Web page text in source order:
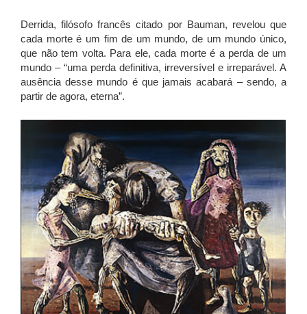
Derrida, filósofo francês citado por Bauman, revelou que
cada morte é um fim de um mundo, de um mundo único,
que não tem volta. Para ele, cada morte é a perda de um
mundo – “uma perda definitiva, irreversível e irreparável. A
ausência desse mundo é que jamais acabará – sendo, a
partir de agora, eterna”.